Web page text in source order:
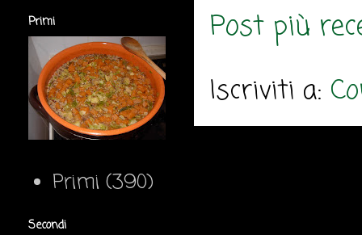
Post più
Iscriviti a:
Primi
Primi (390)
Secondi